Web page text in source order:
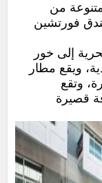
من
فورتشين
إلى خور
ويقع مطار
وتقع
قصيرة